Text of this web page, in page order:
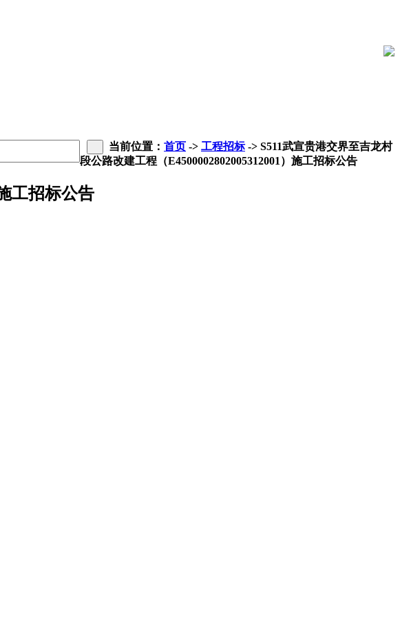
当前位置： 首页 -> 工程招标-> S511武宣贵港交界至吉龙村
段公路改建工程（E4500002802005312001）施工招标公告
工招标公告